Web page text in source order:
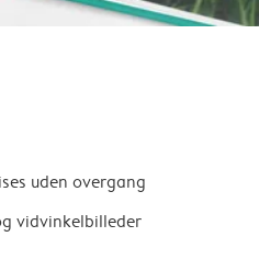
uden overgang
vidvinkelbilleder